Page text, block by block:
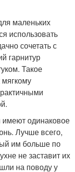
маленьких
использовать
сочетать с
гарнитур
Такое
мягкому
одинаковое
Лучше всего,
им больше по
не заставит их
на поводу у